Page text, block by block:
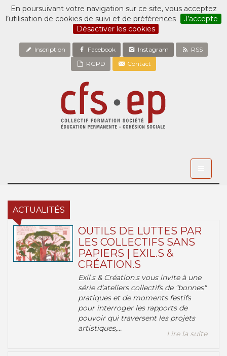
En poursuivant votre navigation sur ce site, vous acceptez
l’utilisation de cookies de suivi et de préférences
J’accepte
Désactiver les cookies
Inscription Facebook Instagram
RSS
RGPD
Contact
ACTUALITÉS
OUTILS DE LUTTES PAR
LES COLLECTIFS SANS
PAPIERS | EXIL.S &
CRÉATION.S
Exil.s & Création.s vous invite à une
série d’ateliers collectifs de "bonnes"
pratiques et de moments festifs
pour interroger les rapports de
pouvoir qui traversent les projets
artistiques,...
Lire la suite